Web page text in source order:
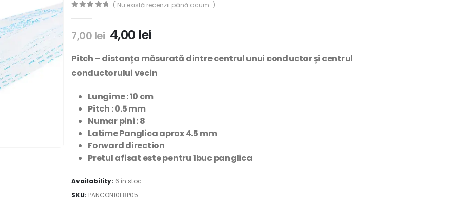
( Nu există recenzii până acum. )
7,00lei 4,00 lei
Pitch –distanța măsurată dintre centrul unui conductor și centrul
conductorului vecin
Lungime : 10 cm
Pitch : 0.5 mm
Numar pini : 8
Latime Panglica aprox 4.5 mm
Forward direction
Pretul afisat este pentru 1buc panglica
Availability: 6 în stoc
SKU: PANCON10F8P05